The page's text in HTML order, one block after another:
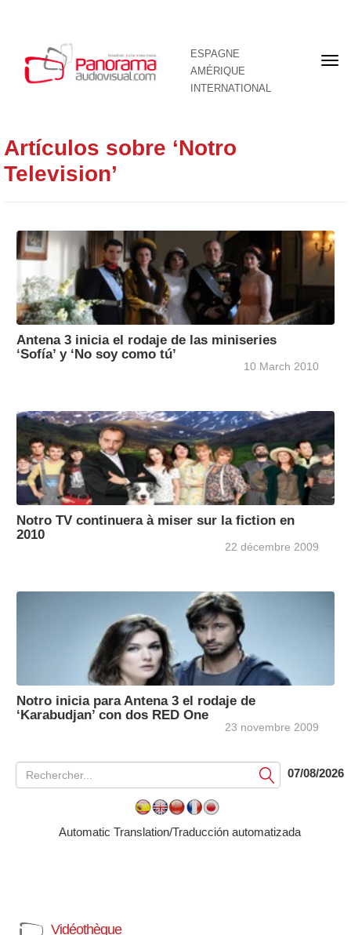
ESPAGNE
AMÉRIQUE
INTERNATIONAL
Artículos sobre ‘Notro
Television’
Antena 3 inicia el rodaje de las miniseries
‘Sofía’ y ‘No soy como tú’
10 March 2010
Notro TV continuera à miser sur la fiction en
2010
22 décembre 2009
Notro inicia para Antena 3 el rodaje de
‘Karabudjan’ con dos RED One
23 novembre 2009
Soumettre07/08/2026
Automatic Translation/Traducción automatizada
Vidéothèque